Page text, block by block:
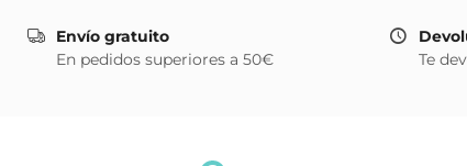
Envío gratuito
En pedidos superiores a 50€
Te